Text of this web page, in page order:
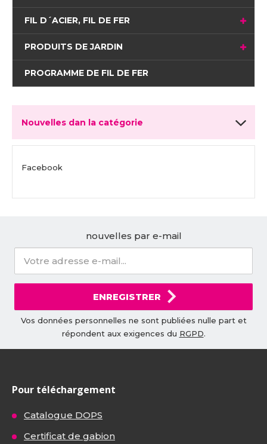
FIL D´ACIER, FIL DE FER
PRODUITS DE JARDIN
PROGRAMME DE FIL DE FER
Nouvelles dan la catégorie
Facebook
nouvelles par e-mail
ENREGISTRER
Vos données personnelles ne sont publiées nulle part et
répondent aux exigences du RGPD.
Pour téléchargement
Catalogue DOPS
Certificat de gabion